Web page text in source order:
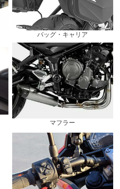
バッグ・キャリア
マフラー